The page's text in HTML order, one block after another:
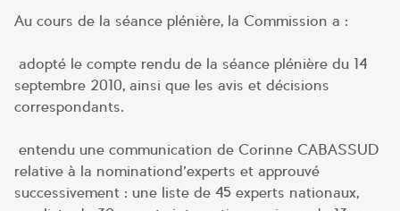
Au cours de la séance plénière, la Commission a :
adopté le compte rendu de la séance plénière du 14
septembre 2010, ainsi que les avis et décisions
correspondants.
entendu une communication de Corinne CABASSUD
relative à la nominationd’experts et approuvé
successivement : une liste de 45 experts nationaux,